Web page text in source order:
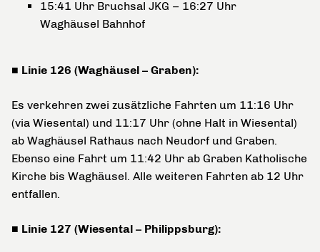
15:41 Uhr Bruchsal JKG – 16:27 Uhr
Waghäusel Bahnhof
■ Linie 126 (Waghäusel – Graben):
Es verkehren zwei zusätzliche Fahrten um 11:16 Uhr
(via Wiesental) und 11:17 Uhr (ohne Halt in Wiesental)
ab Waghäusel Rathaus nach Neudorf und Graben.
Ebenso eine Fahrt um 11:42 Uhr ab Graben Katholische
Kirche bis Waghäusel. Alle weiteren Fahrten ab 12 Uhr
entfallen.
■ Linie 127 (Wiesental – Philippsburg):